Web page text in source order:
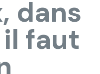
dans
faut